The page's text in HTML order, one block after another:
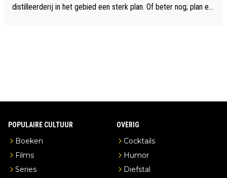
distilleerderij in het gebied een sterk plan. Of beter nog; plan ee
POPULAIRE CULTUUR
Boeken
Films
Series
OVERIG
Cocktails
Humor
Diefstal